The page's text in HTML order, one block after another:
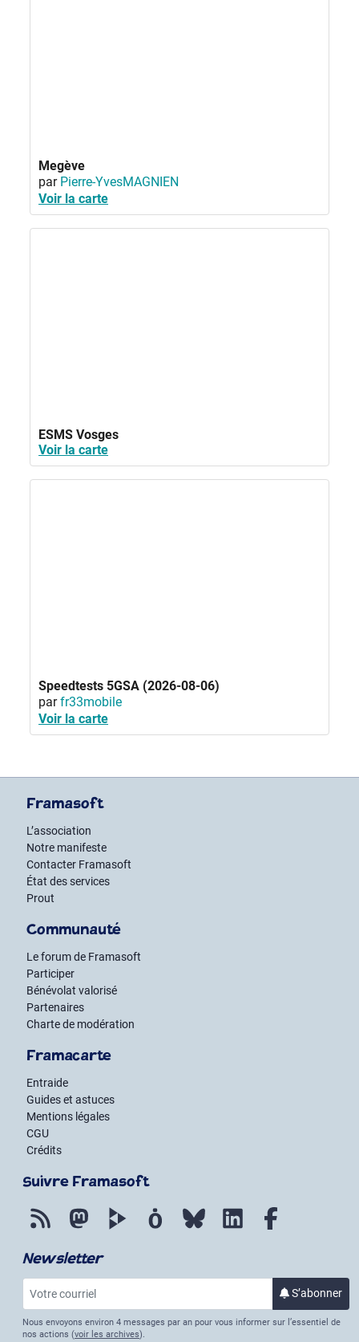
Megève
par Pierre-YvesMAGNIEN
Voir la carte
ESMS Vosges
Voir la carte
Speedtests 5GSA (2026-08-06)
parfr33mobile
Voir la carte
Framasoft
L’association
Notre manifeste
Contacter Framasoft
État des services
Prout
Communauté
Le forum de Framasoft
Participer
Bénévolat valorisé
Partenaires
Charte de modération
Framacarte
Entraide
Guides et astuces
Mentions légales
CGU
Crédits
Suivre Framasoft
Flux RSS MastodonPeerTube Mobilizon Bluesky LinkedIn
Newsletter
S’abonner
à la lettre
Nous envoyons environ 4 messages par an pour vous informer sur l’essentiel de
nos actions (voir les archives).